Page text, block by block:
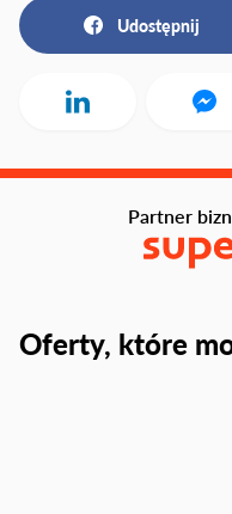
Udostępnij
Oferty, które
Partner